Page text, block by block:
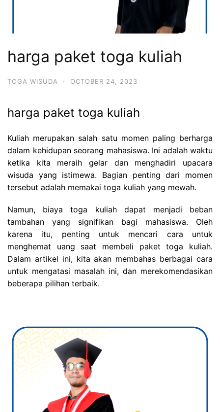
harga paket toga kuliah
TOGA WISUDA · OCTOBER 24, 2023
harga paket toga kuliah
Kuliah merupakan salah satu momen paling berharga
dalam kehidupan seorang mahasiswa. Ini adalah waktu
ketika kita meraih gelar dan menghadiri upacara
wisuda yang istimewa. Bagian penting dari momen
tersebut adalah memakai toga kuliah yang mewah.
Namun, biaya toga kuliah dapat menjadi beban
tambahan yang signifikan bagi mahasiswa. Oleh
karena itu, penting untuk mencari cara untuk
menghemat uang saat membeli paket toga kuliah.
Dalam artikel ini, kita akan membahas berbagai cara
untuk mengatasi masalah ini, dan merekomendasikan
beberapa pilihan terbaik.